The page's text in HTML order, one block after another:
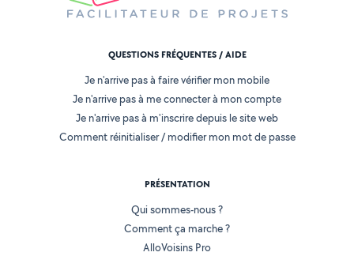
QUESTIONS FRÉQUENTES / AIDE
Je n'arrive pas à faire vérifier mon mobile
Je n'arrive pas à me connecter à mon compte
Je n'arrive pas à m'inscrire depuis le site web
Comment réinitialiser / modifier mon mot de passe
PRÉSENTATION
Qui sommes-nous ?
Comment ça marche ?
AlloVoisins Pro